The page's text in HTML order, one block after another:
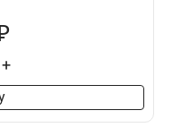
+